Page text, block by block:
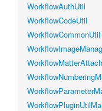
WorkflowAuthUtil
WorkflowCodeUtil
WorkflowCommonUtil